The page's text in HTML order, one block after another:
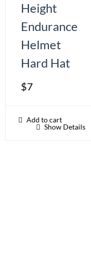
Height
Endurance
Helmet
Hard Hat
$7
Add to cart
Show Details